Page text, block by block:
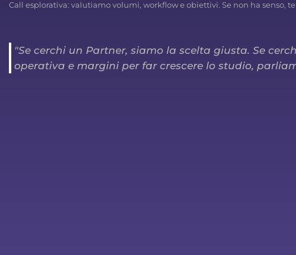
Call esplorativa: valutiamo volumi, workflow e obiettivi. Se non ha senso,
"Se cerchi un Partner, siamo la scelta giusta. Se
operativa e margini per far crescere lo studio,